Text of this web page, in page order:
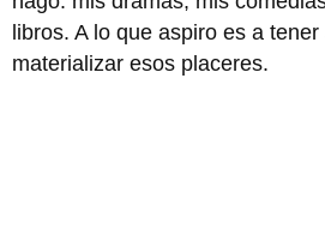
libros. A lo que aspiro es a
materializar esos placeres.